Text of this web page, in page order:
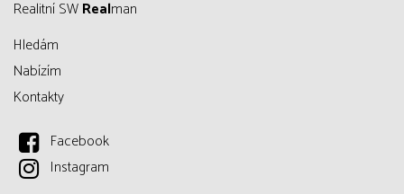
Realitní SWRealman
Hledám
Nabízím
Kontakty
Facebook
Instagram